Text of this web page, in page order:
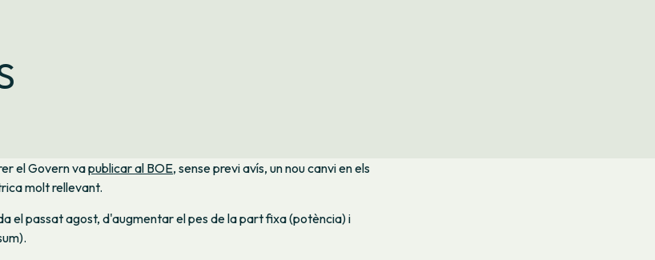
el Govern vapublicar al BOE, sense previ avís, un nou canvi en els
molt rellevant.
el passat agost, d'augmentar el pes de la part fixa (potència) i